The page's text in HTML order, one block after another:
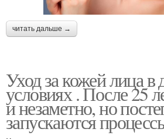
читать дальше →
Уход за кожей лица
условиях . После 25
и незаметно, но
запускаются